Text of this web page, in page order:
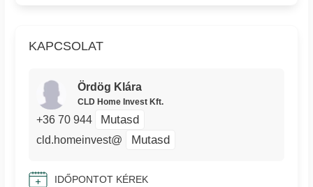
KAPCSOLAT
Ördög Klára
CLD Home Invest Kft.
+36 70 944 Mutasd
cld.homeinvest@ Mutasd
IDŐPONTOT KÉREK